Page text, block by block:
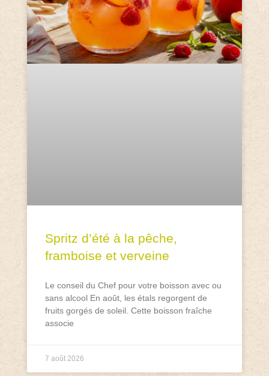
Spritz d’été à la pêche,
framboise et verveine
Le conseil du Chef pour votre boisson avec ou
sans alcool En août, les étals regorgent de
fruits gorgés de soleil. Cette boisson fraîche
associe
7 août 2026